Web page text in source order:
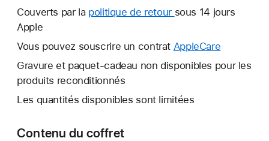
nouvelle
Couverts par la politique de retour Une
fenêtre
sous 14 jours
Apple
Vous pouvez souscrire un contrat AppleCare
nouvelle
Gravure et paquet-cadeau non disponibles pour les
produits reconditionnés
Les quantités disponibles sont limitées
Contenu du coffret